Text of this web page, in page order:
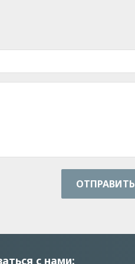
ОТПРАВИТЬ
с нами: